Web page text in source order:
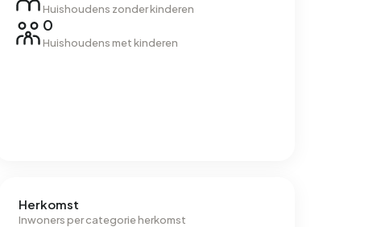
Huishoudens zonder kinderen
0
Huishoudens met kinderen
Herkomst
Inwoners per categorie herkomst